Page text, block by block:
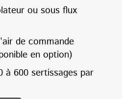
ou sous flux
de commande
en option)
à 600 sertissages par